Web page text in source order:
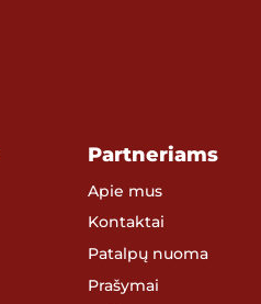
Partneriams
Apie mus
Kontaktai
Patalpų nuoma
Prašymai